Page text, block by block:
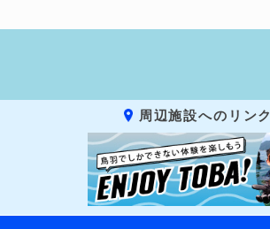
周辺施設へのリンク